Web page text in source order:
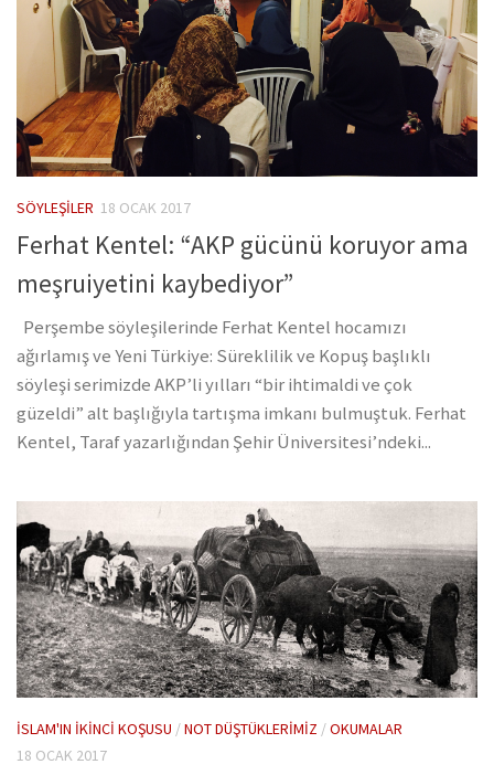
SÖYLEŞILER 18 OCAK 2017
Ferhat Kentel: “AKP gücünü koruyor ama
meşruiyetini kaybediyor”
Perşembe söyleşilerinde Ferhat Kentel hocamızı
ağırlamış ve Yeni Türkiye: Süreklilik ve Kopuş başlıklı
söyleşi serimizde AKP’li yılları “bir ihtimaldi ve çok
güzeldi” alt başlığıyla tartışma imkanı bulmuştuk. Ferhat
Kentel, Taraf yazarlığından Şehir Üniversitesi’ndeki...
İSLAM'IN İKINCI KOŞUSU /NOT DÜŞTÜKLERIMIZ /OKUMALAR
18 OCAK 2017